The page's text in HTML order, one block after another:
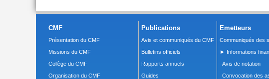
CMF
Présentation du CMF
Missions du CMF
Collège du CMF
Organisation du CMF
Publications
Avis et communiqués du CMF
Bulletins officiels
Rapports annuels
Guides
Emetteurs
Communiqués des
► Informations
Avis de notation
Convocation des